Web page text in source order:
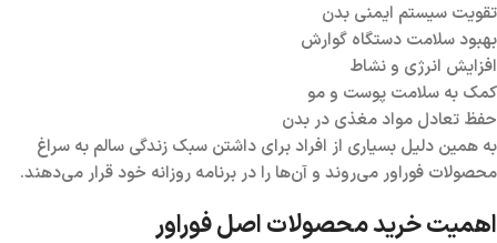
تقویت سیستم ایمنی بدن
بهبود سلامت دستگاه گوارش
افزایش انرژی و نشاط
کمک به سلامت پوست و مو
حفظ تعادل مواد مغذی در بدن
به همین دلیل بسیاری از افراد برای داشتن سبک زندگی سالم به سراغ
محصولات فوراور می‌روند و آن‌ها را در برنامه روزانه خود قرار می‌دهند.
اهمیت خرید محصولات اصل فوراور